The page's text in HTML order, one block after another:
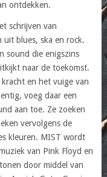
ontdekken.
schrijven van
uit blues, ska en rock.
sound die enigszins
naar de toekomst.
en het vuige van
voeg daar een
aan toe. Ze zoeken
vervolgens de
kleuren. MIST wordt
van Pink Floyd en
door middel van